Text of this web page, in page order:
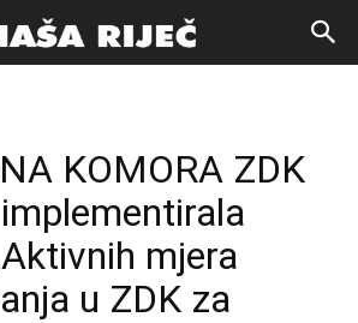
KOMORA ZDK
mjera
u ZDK za